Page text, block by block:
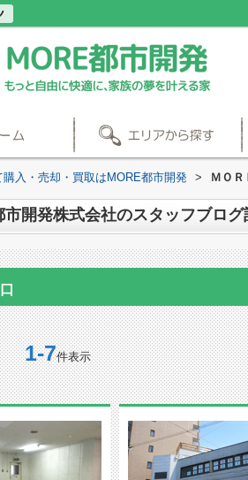
購入・売却・買取はMORE都市開発 > ＭＯ
市開発株式会社のスタッフブロ
1-7件表示